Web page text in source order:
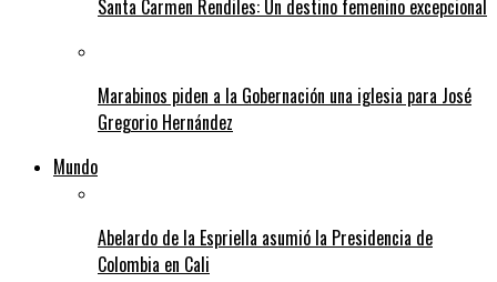
Santa Carmen Rendiles: Un destino femenino excepcional
Marabinos piden a la Gobernación una iglesia para José
Gregorio Hernández
Mundo
Abelardo de la Espriella asumió la Presidencia de
Colombia en Cali